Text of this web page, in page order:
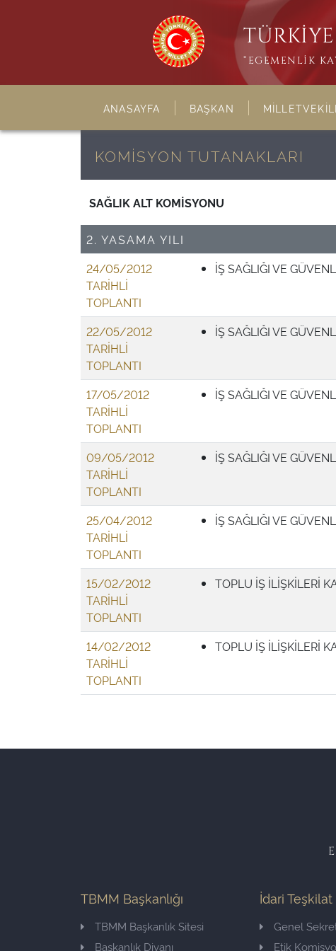
“EGEMENLİK
ANASAYFA BAŞKAN
KOMİSYON TUTANAKLARI
SAĞLIK ALT KOMİSYONU
2. YASAMA YILI
24/05/2012
TARİHLİ
TOPLANTI
İŞ SAĞLIĞI VE
22/05/2012
TARİHLİ
TOPLANTI
İŞ SAĞLIĞI VE
17/05/2012
TARİHLİ
TOPLANTI
İŞ SAĞLIĞI VE
09/05/2012
TARİHLİ
TOPLANTI
İŞ SAĞLIĞI VE
25/04/2012
TARİHLİ
TOPLANTI
İŞ SAĞLIĞI VE
15/02/2012
TARİHLİ
TOPLANTI
TOPLU İŞ İLİŞKİLERİ
14/02/2012
TARİHLİ
TOPLANTI
TOPLU İŞ İLİŞKİLERİ
TBMM Başkanlığı
TBMM Başkanlık Sitesi
Başkanlık Divanı
İdari Teşkilat
Genel
Etik